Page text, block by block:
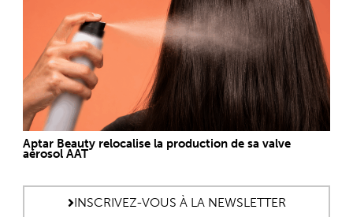
Aptar Beauty relocalise la production de sa valve
aérosol AAT
INSCRIVEZ-VOUS À LA NEWSLETTER